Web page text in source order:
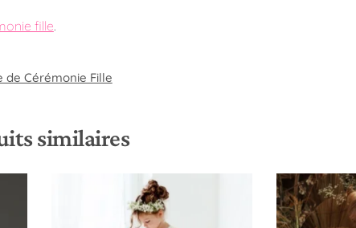
fille.
de Cérémonie Fille​
similaires